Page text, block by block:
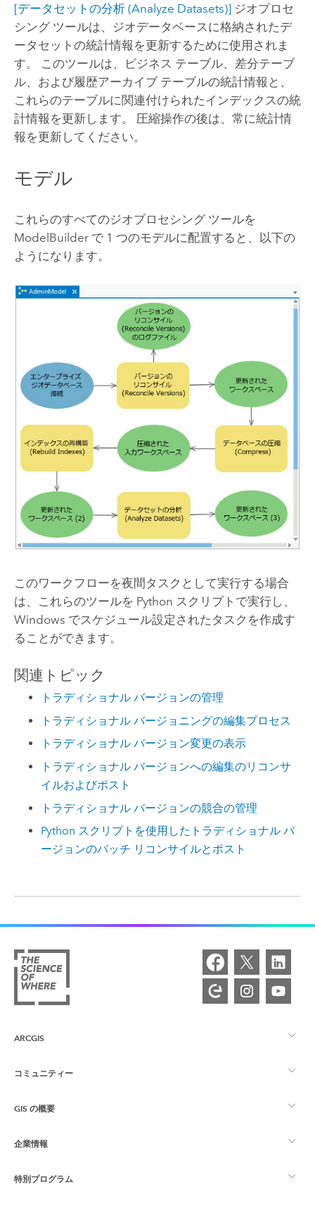
[データセットの分析 (Analyze Datasets)] ジオプロセ
シング ツールは、ジオデータベースに格納されたデ
ータセットの統計情報を更新するために使用されま
す。 このツールは、ビジネス テーブル、差分テーブ
ル、および履歴アーカイブ テーブルの統計情報と、
これらのテーブルに関連付けられたインデックスの統
計情報を更新します。 圧縮操作の後は、常に統計情
報を更新してください。
モデル
これらのすべてのジオプロセシング ツールを
ModelBuilder で 1 つのモデルに配置すると、以下の
ようになります。
このワークフローを夜間タスクとして実行する場合
は、これらのツールを Python スクリプトで実行し、
Windows でスケジュール設定されたタスクを作成す
ることができます。
関連トピック
トラディショナル バージョンの管理
トラディショナル バージョニングの編集プロセス
トラディショナル バージョン変更の表示
トラディショナル バージョンへの編集のリコンサ
イルおよびポスト
トラディショナル バージョンの競合の管理
Python スクリプトを使用したトラディショナル バ
ージョンのバッチ リコンサイルとポスト
ARCGIS
ArcGIS の概要
マッピング
コミュニティー
Esri Community
ArcGIS ブログ
GIS の概要
GIS とは
ロケーション インテリジェンス
企業情報
Esri について
特別プログラム